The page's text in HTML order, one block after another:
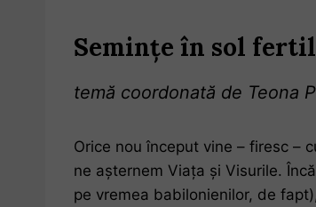
Semințe în sol fertil
temă coordonată de Teona
Orice nou început vine – firesc –
ne așternem Viața și Visurile.
pe vremea babilonienilor, de